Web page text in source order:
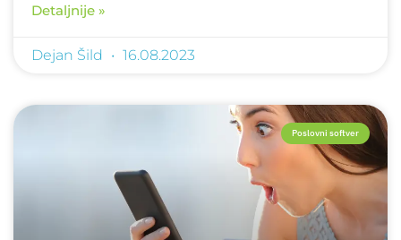
Detaljnije »
Dejan Šild 16.08.2023
Poslovni softver